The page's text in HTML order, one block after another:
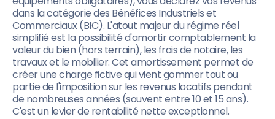
dans la catégorie des Bénéfices Industriels et
Commerciaux (BIC). L'atout majeur du régime réel
simplifié est la possibilité d'amortir comptablement la
valeur du bien (hors terrain), les frais de notaire, les
travaux et le mobilier. Cet amortissement permet de
créer une charge fictive qui vient gommer tout ou
partie de l'imposition sur les revenus locatifs pendant
de nombreuses années (souvent entre 10 et 15 ans).
C'est un levier de rentabilité nette exceptionnel.